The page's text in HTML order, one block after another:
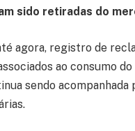
sido retiradas do
agora, registro de
ao consumo
sendo acompanhada